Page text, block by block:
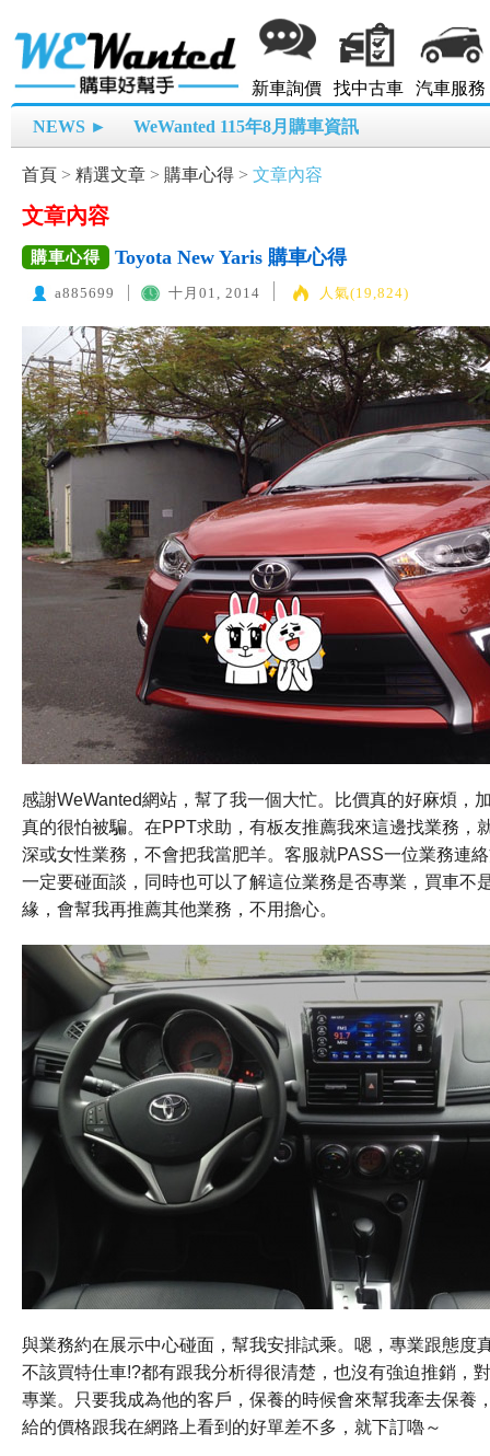
新車詢價 找中古車 汽車服務
NEWS ► WeWanted 115年8月購車資訊
首頁 > 精選文章 > 購車心得 > 文章內容
文章內容
購車心得 Toyota New Yaris 購車心得
a885699 十月01, 2014 人氣(19,824)
感謝WeWanted網站，幫了我一個大忙。比價真的好麻煩，
真的很怕被騙。在PPT求助，有板友推薦我來這邊找業務，
深或女性業務，不會把我當肥羊。客服就PASS一位業務連
一定要碰面談，同時也可以了解這位業務是否專業，買車不
緣，會幫我再推薦其他業務，不用擔心。
與業務約在展示中心碰面，幫我安排試乘。嗯，專業跟態度
不該買特仕車!?都有跟我分析得很清楚，也沒有強迫推銷，
專業。只要我成為他的客戶，保養的時候會來幫我牽去保養
給的價格跟我在網路上看到的好單差不多，就下訂嚕～